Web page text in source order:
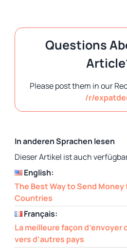
Questions
Please post them in our
/r/
In anderen Sprachen lesen
Dieser Artikel ist auch
English:
The Best Way to Send
Countries
Français:
La meilleure façon d’envoyer
vers d’autres pays